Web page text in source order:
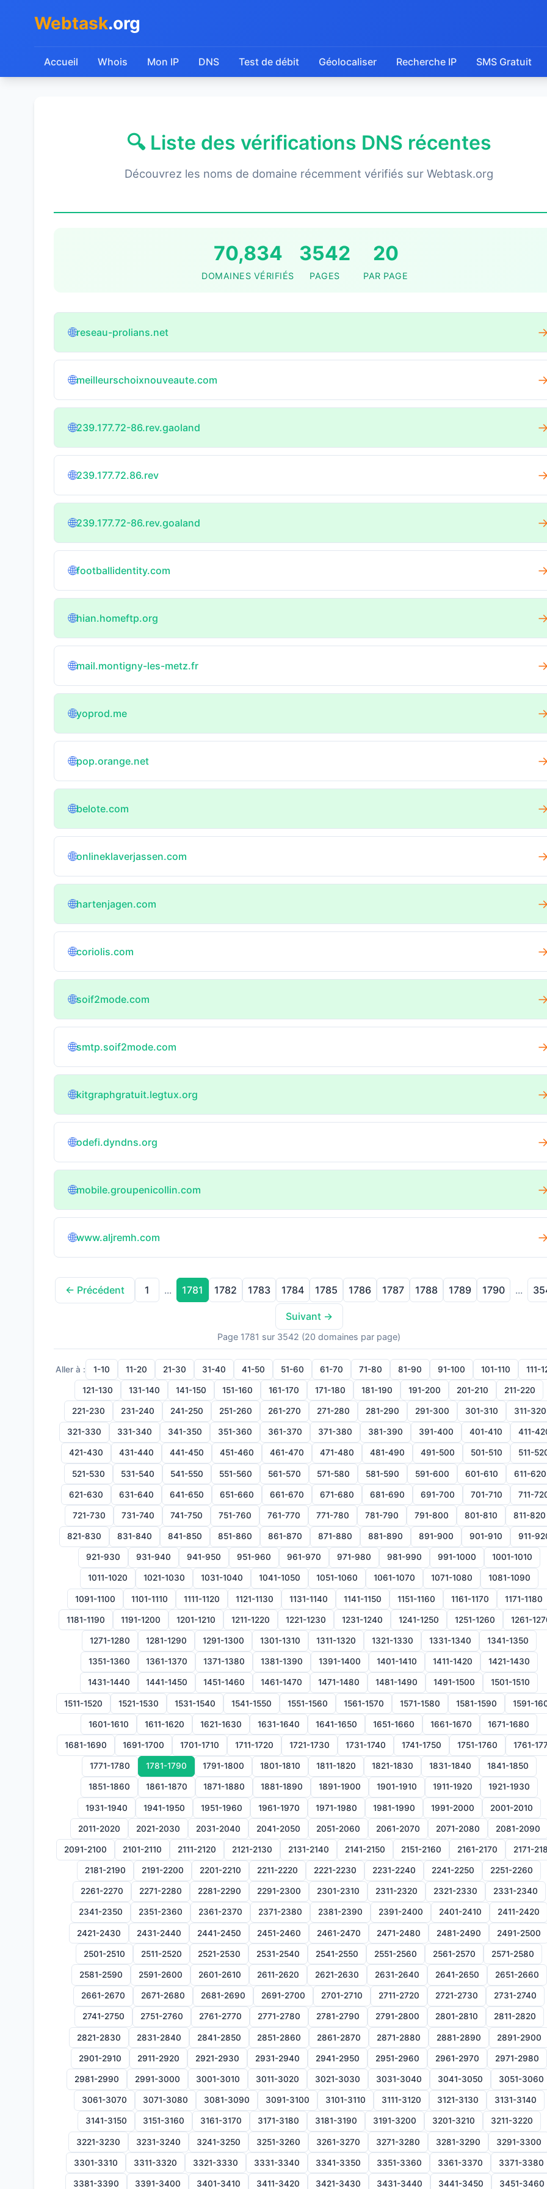
Webtask.org
Accueil Whois Mon IP DNS Test de débit Géolocaliser Recherche IP SMS Gratuit
🔍 Liste des vérifications DNS récentes
Découvrez les noms de domaine récemment vérifiés sur Webtask.org
70,834
DOMAINES VÉRIFIÉS
3542
PAGES
20
PAR PAGE
🌐reseau-prolians.net →
🌐meilleurschoixnouveaute.com →
🌐239.177.72-86.rev.gaoland →
🌐239.177.72.86.rev →
🌐239.177.72-86.rev.goaland →
🌐footballidentity.com →
🌐hian.homeftp.org →
🌐mail.montigny-les-metz.fr →
🌐yoprod.me →
🌐pop.orange.net →
🌐belote.com →
🌐onlineklaverjassen.com →
🌐hartenjagen.com →
🌐coriolis.com →
🌐soif2mode.com →
🌐smtp.soif2mode.com →
🌐kitgraphgratuit.legtux.org →
🌐odefi.dyndns.org →
🌐mobile.groupenicollin.com →
🌐www.aljremh.com →
← Précédent 1 ... 1781 1782 1783 1784 1785 1786 1787 1788 1789 1790 ...
Suivant →
Page 1781 sur 3542 (20 domaines par page)
Aller à : 1-10 11-20 21-30 31-40 41-50 51-60 61-70 71-80 81-90 91-100 101-110 111-
121-130 131-140 141-150 151-160 161-170 171-180 181-190 191-200 201-210 211-220
221-230 231-240 241-250 251-260 261-270 271-280 281-290 291-300 301-310 311-320
321-330 331-340 341-350 351-360 361-370 371-380 381-390 391-400 401-410 411-
421-430 431-440 441-450 451-460 461-470 471-480 481-490 491-500 501-510 511-
521-530 531-540 541-550 551-560 561-570 571-580 581-590 591-600 601-610 611-620
621-630 631-640 641-650 651-660 661-670 671-680 681-690 691-700 701-710 711-
721-730 731-740 741-750 751-760 761-770 771-780 781-790 791-800 801-810 811-820
821-830 831-840 841-850 851-860 861-870 871-880 881-890 891-900 901-910 911-
921-930 931-940 941-950 951-960 961-970 971-980 981-990 991-1000 1001-1010
1011-1020 1021-1030 1031-1040 1041-1050 1051-1060 1061-1070 1071-1080 1081-1090
1091-1100 1101-1110 1111-1120 1121-1130 1131-1140 1141-1150 1151-1160 1161-1170 1171-1180
1181-1190 1191-1200 1201-1210 1211-1220 1221-1230 1231-1240 1241-1250 1251-1260 1261-
1271-1280 1281-1290 1291-1300 1301-1310 1311-1320 1321-1330 1331-1340 1341-1350
1351-1360 1361-1370 1371-1380 1381-1390 1391-1400 1401-1410 1411-1420 1421-1430
1431-1440 1441-1450 1451-1460 1461-1470 1471-1480 1481-1490 1491-1500 1501-1510
1511-1520 1521-1530 1531-1540 1541-1550 1551-1560 1561-1570 1571-1580 1581-1590 1591-
1601-1610 1611-1620 1621-1630 1631-1640 1641-1650 1651-1660 1661-1670 1671-1680
1681-1690 1691-1700 1701-1710 1711-1720 1721-1730 1731-1740 1741-1750 1751-1760 1761-
1771-1780 1781-1790 1791-1800 1801-1810 1811-1820 1821-1830 1831-1840 1841-1850
1851-1860 1861-1870 1871-1880 1881-1890 1891-1900 1901-1910 1911-1920 1921-1930
1931-1940 1941-1950 1951-1960 1961-1970 1971-1980 1981-1990 1991-2000 2001-2010
2011-2020 2021-2030 2031-2040 2041-2050 2051-2060 2061-2070 2071-2080 2081-2090
2091-2100 2101-2110 2111-2120 2121-2130 2131-2140 2141-2150 2151-2160 2161-2170 2171-
2181-2190 2191-2200 2201-2210 2211-2220 2221-2230 2231-2240 2241-2250 2251-2260
2261-2270 2271-2280 2281-2290 2291-2300 2301-2310 2311-2320 2321-2330 2331-2340
2341-2350 2351-2360 2361-2370 2371-2380 2381-2390 2391-2400 2401-2410 2411-2420
2421-2430 2431-2440 2441-2450 2451-2460 2461-2470 2471-2480 2481-2490 2491-2500
2501-2510 2511-2520 2521-2530 2531-2540 2541-2550 2551-2560 2561-2570 2571-2580
2581-2590 2591-2600 2601-2610 2611-2620 2621-2630 2631-2640 2641-2650 2651-2660
2661-2670 2671-2680 2681-2690 2691-2700 2701-2710 2711-2720 2721-2730 2731-2740
2741-2750 2751-2760 2761-2770 2771-2780 2781-2790 2791-2800 2801-2810 2811-2820
2821-2830 2831-2840 2841-2850 2851-2860 2861-2870 2871-2880 2881-2890 2891-2900
2901-2910 2911-2920 2921-2930 2931-2940 2941-2950 2951-2960 2961-2970 2971-2980
2981-2990 2991-3000 3001-3010 3011-3020 3021-3030 3031-3040 3041-3050 3051-3060
3061-3070 3071-3080 3081-3090 3091-3100 3101-3110 3111-3120 3121-3130 3131-3140
3141-3150 3151-3160 3161-3170 3171-3180 3181-3190 3191-3200 3201-3210 3211-3220
3221-3230 3231-3240 3241-3250 3251-3260 3261-3270 3271-3280 3281-3290 3291-3300
3301-3310 3311-3320 3321-3330 3331-3340 3341-3350 3351-3360 3361-3370 3371-3380
3381-3390 3391-3400 3401-3410 3411-3420 3421-3430 3431-3440 3441-3450 3451-3460